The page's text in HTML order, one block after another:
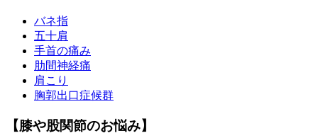
バネ指
五十肩
手首の痛み
肋間神経痛
肩こり
胸郭出口症候群
【膝や股関節のお悩み】